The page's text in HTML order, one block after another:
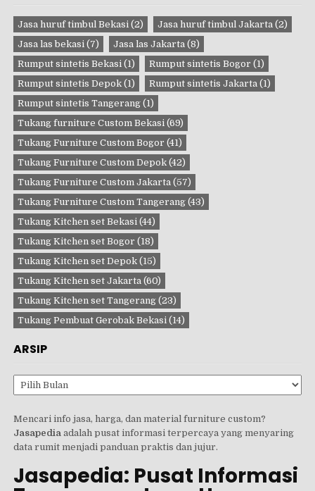
Jasa huruf timbul Bekasi (2) Jasa huruf timbul Jakarta (2)
Jasa las bekasi (7) Jasa las Jakarta (8)
Rumput sintetis Bekasi (1) Rumput sintetis Bogor (1)
Rumput sintetis Depok (1) Rumput sintetis Jakarta (1)
Rumput sintetis Tangerang (1)
Tukang furniture Custom Bekasi (69)
Tukang Furniture Custom Bogor (41)
Tukang Furniture Custom Depok (42)
Tukang Furniture Custom Jakarta (57)
Tukang Furniture Custom Tangerang (43)
Tukang Kitchen set Bekasi (44)
Tukang Kitchen set Bogor (18)
Tukang Kitchen set Depok (15)
Tukang Kitchen set Jakarta (60)
Tukang Kitchen set Tangerang (23)
Tukang Pembuat Gerobak Bekasi (14)
ARSIP
Arsip
Mencari info jasa, harga, dan material furniture custom?
Jasapedia adalah pusat informasi terpercaya yang menyaring
data rumit menjadi panduan praktis dan jujur.
Jasapedia: Pusat Informasi